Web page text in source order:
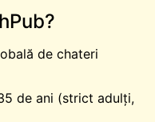
de chateri
de ani (strict adulți,